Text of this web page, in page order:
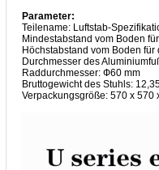
Parameter:
Teilename: Luftstab-
Mindestabstand vom Boden
Höchstabstand vom Boden für
Durchmesser des
Raddurchmesser: Ф60 mm
Bruttogewicht des Stuhls:
Verpackungsgröße: 570 x 570